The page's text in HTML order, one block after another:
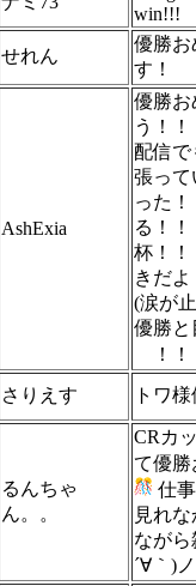
win!!!
せれん
優勝お
す！
AshExia
優勝お
う！
配信で
張って
った
る！
杯！！
きだ
(涙が
優勝と
！
さりえす トワ
るんちゃ
ん。。
CRカ
て優勝
仕
見れ
なが
´∀｀)ノ